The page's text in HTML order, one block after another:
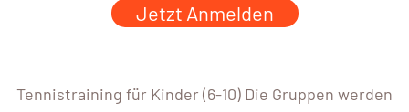
Jetzt Anmelden
Tennistraining für Kinder (6-10) Die Gruppen werden